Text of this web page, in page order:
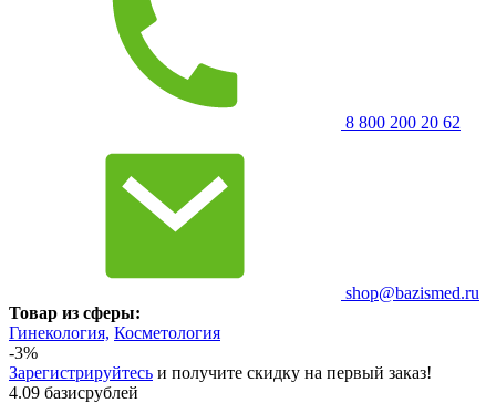
8 800 200 20 62
shop@bazismed.ru
Товар из сферы:
Гинекология, Косметология
-3%
Зарегистрируйтесь и получите скидку на первый заказ!
4.09 базисрублей